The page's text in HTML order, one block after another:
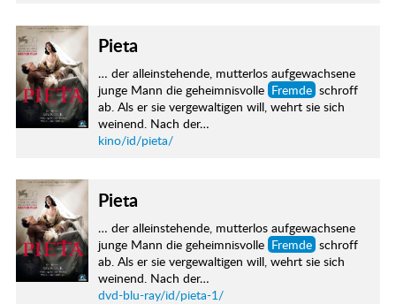
Pieta
… der alleinstehende, mutterlos aufgewachsene
junge Mann die geheimnisvolle Fremde schroff
ab. Als er sie vergewaltigen will, wehrt sie sich
weinend. Nach der…
kino/id/pieta/
Pieta
… der alleinstehende, mutterlos aufgewachsene
junge Mann die geheimnisvolle Fremde schroff
ab. Als er sie vergewaltigen will, wehrt sie sich
weinend. Nach der…
dvd-blu-ray/id/pieta-1/